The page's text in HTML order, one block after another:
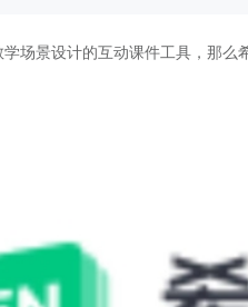
场景设计的互动课件工具，那